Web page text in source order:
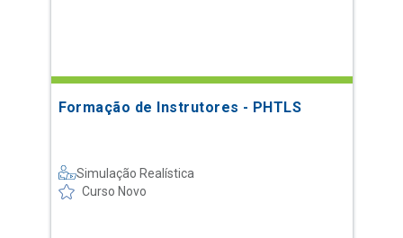
Formação de Instrutores - PHTLS
Simulação Realística
Curso Novo